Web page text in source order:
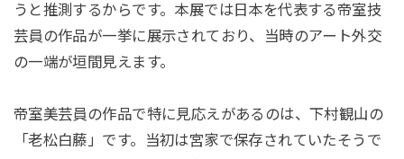
うと推測するからです。本展では日本を代表する帝室技
芸員の作品が一挙に展示されており、当時のアート外交
の一端が垣間見えます。
帝室美芸員の作品で特に見応えがあるのは、下村観山の
「老松白藤」です。当初は宮家で保存されていたそうで